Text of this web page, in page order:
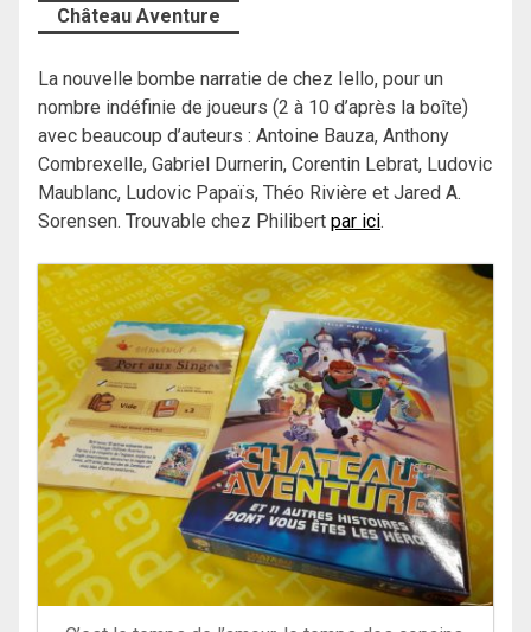
Château Aventure
La nouvelle bombe narratie de chez Iello, pour un
nombre indéfinie de joueurs (2 à 10 d’après la boîte)
avec beaucoup d’auteurs : Antoine Bauza, Anthony
Combrexelle, Gabriel Durnerin, Corentin Lebrat, Ludovic
Maublanc, Ludovic Papaïs, Théo Rivière et Jared A.
Sorensen. Trouvable chez Philibert par ici.